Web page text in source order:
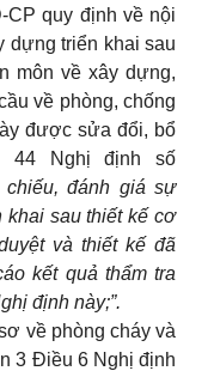
quy định về nội
dựng triển khai sau
môn về xây dựng,
về phòng, chống
được sửa đổi, bổ
44 Nghị định số
chiếu, đánh giá sự
khai sau thiết kế cơ
và thiết kế đã
kết quả thẩm tra
định này;”.
về phòng cháy và
3 Điều 6 Nghị định